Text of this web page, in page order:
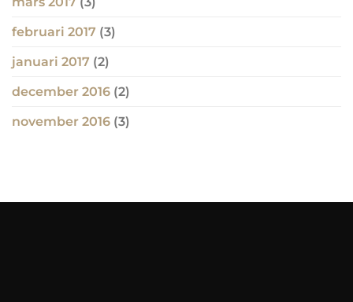
februari 2017 (3)
januari 2017 (2)
december 2016 (2)
november 2016 (3)